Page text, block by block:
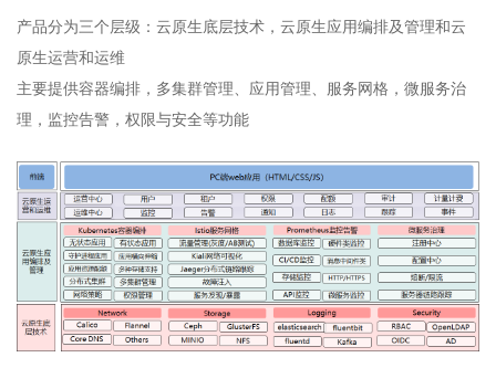
产品分为三个层级：云原生底层技术，云原生应用编排及管理和云
原生运营和运维
主要提供容器编排，多集群管理、应用管理、服务网格，微服务治
理，监控告警，权限与安全等功能